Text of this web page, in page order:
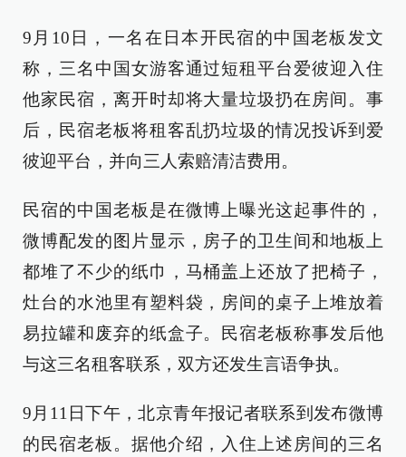
9月10日，一名在日本开民宿的中国老板发文
称，三名中国女游客通过短租平台爱彼迎入住
他家民宿，离开时却将大量垃圾扔在房间。事
后，民宿老板将租客乱扔垃圾的情况投诉到爱
彼迎平台，并向三人索赔清洁费用。
民宿的中国老板是在微博上曝光这起事件的，
微博配发的图片显示，房子的卫生间和地板上
都堆了不少的纸巾，马桶盖上还放了把椅子，
灶台的水池里有塑料袋，房间的桌子上堆放着
易拉罐和废弃的纸盒子。民宿老板称事发后他
与这三名租客联系，双方还发生言语争执。
9月11日下午，北京青年报记者联系到发布微博
的民宿老板。据他介绍，入住上述房间的三名